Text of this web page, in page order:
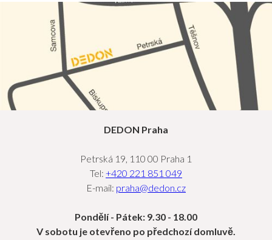
DEDON Praha
Petrská 19, 110 00 Praha 1
Tel: +420 221 851 049
E-mail: praha@dedon.cz
Pondělí - Pátek: 9.30 - 18.00
V sobotu je otevřeno po předchozí domluvě.